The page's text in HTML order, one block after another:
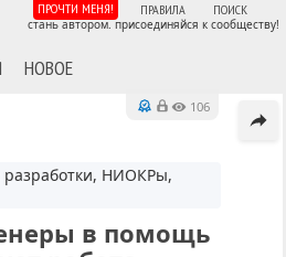
НОВОЕ
ПРОЧТИ МЕНЯ! ПРАВИЛА ПОИСК
стань автором. присоединяйся к сообществу!
106
разработки, НИОКРы,
в помощь